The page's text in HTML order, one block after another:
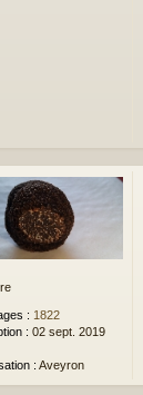
: 1822
: 02 sept. 2019
: Aveyron